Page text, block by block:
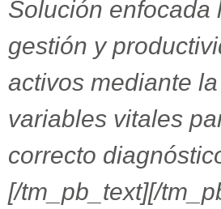
Solución enfocada
gestión y
activos mediante
variables vitales
correcto
[/tm_pb_text][/